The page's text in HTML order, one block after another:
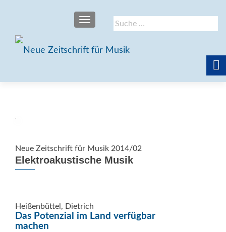
Suche
nach:
SCHALTE NAVIGATION
Neue Zeitschrift für Musik 2014/02
Elektroakustische Musik
Heißenbüttel, Dietrich
Das Potenzial im Land verfügbar
machen